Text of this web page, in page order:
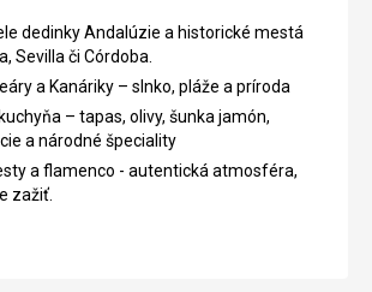
dedinky Andalúzie a historické mestá
Sevilla či Córdoba.
a Kanáriky – slnko, pláže a príroda
– tapas, olivy, šunka jamón,
a národné špeciality
a flamenco - autentická atmosféra,
zažiť.